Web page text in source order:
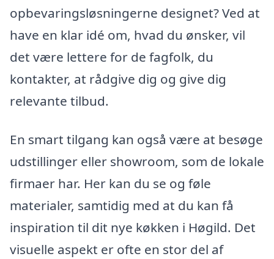
opbevaringsløsningerne designet? Ved at
have en klar idé om, hvad du ønsker, vil
det være lettere for de fagfolk, du
kontakter, at rådgive dig og give dig
relevante tilbud.
En smart tilgang kan også være at besøge
udstillinger eller showroom, som de lokale
firmaer har. Her kan du se og føle
materialer, samtidig med at du kan få
inspiration til dit nye køkken i Høgild. Det
visuelle aspekt er ofte en stor del af